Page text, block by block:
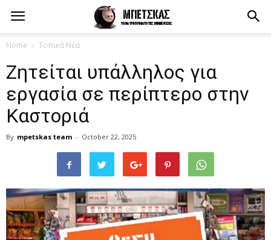
Home Τοπικά Νέα
Ζητείται υπάλληλος για
εργασία σε περίπτερο στην
Καστοριά
By mpetskas team - October 22, 2025